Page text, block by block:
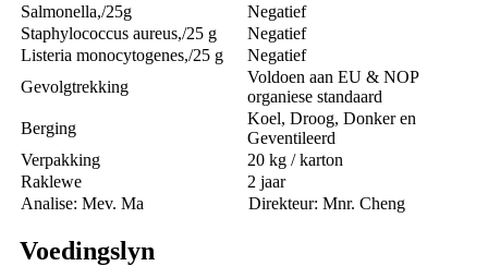
Salmonella,/25g
Negatief
Staphylococcus aureus,/25 g
Negatief
Listeria monocytogenes,/25 g
Negatief
Gevolgtrekking
Voldoen aan EU & NOP
organiese standaard
Berging
Koel, Droog, Donker en
Geventileerd
Verpakking
20 kg / karton
Raklewe
2 jaar
Analise: Mev. Ma
Direkteur: Mnr. Cheng
Voedingslyn